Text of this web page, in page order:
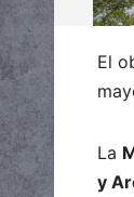
El
La
y